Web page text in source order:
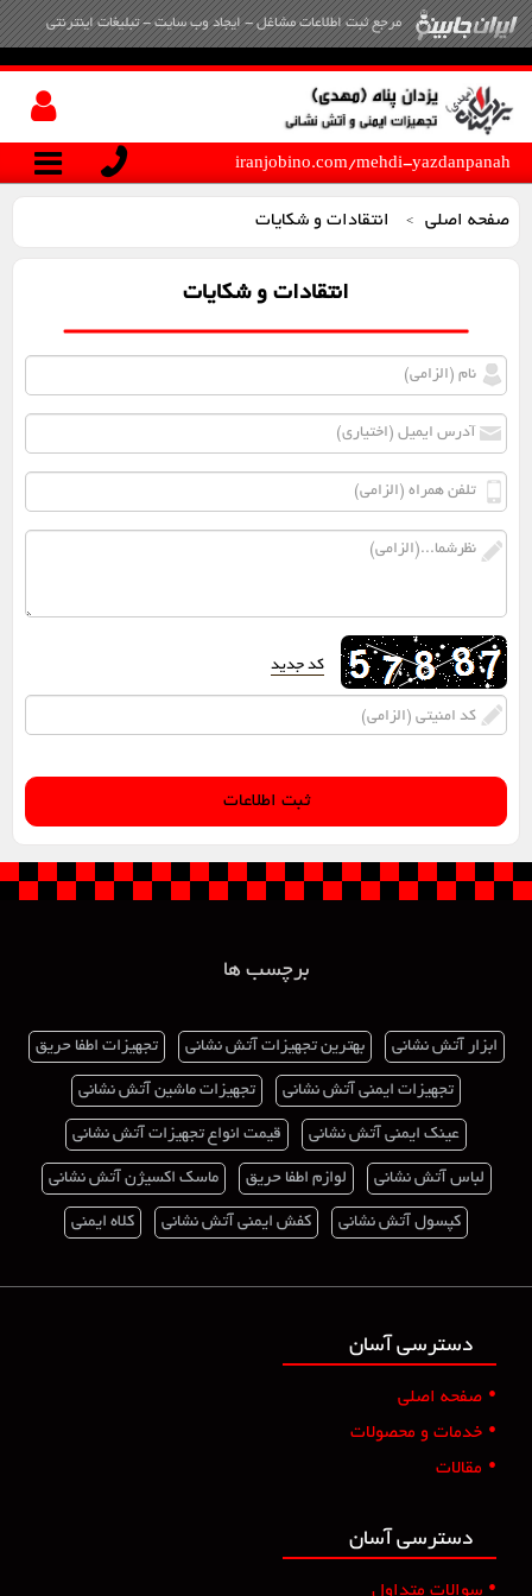
مرجع ثبت اطلاعات مشاغل - ایجاد وب سایت - تبلیغات اینترنتی
iranjobino.com/mehdi-yazdanpanah
صفحه اصلی > انتقادات و شکایات
انتقادات و شکایات
کد جدید
برچسب ها
ابزار آتش نشانی بهترین تجهیزات آتش نشانی تجهیزات اطفا حریق
تجهیزات ایمنی آتش نشانی تجهیزات ماشین آتش نشانی
عینک ایمنی آتش نشانی قیمت انواع تجهیزات آتش نشانی
لباس آتش نشانی لوازم اطفا حریق ماسک اکسیژن آتش نشانی
کپسول آتش نشانی کفش ایمنی آتش نشانی کلاه ایمنی
دسترسی آسان
• صفحه اصلی
• خدمات و محصولات
• مقالات
دسترسی آسان
• سوالات متداول